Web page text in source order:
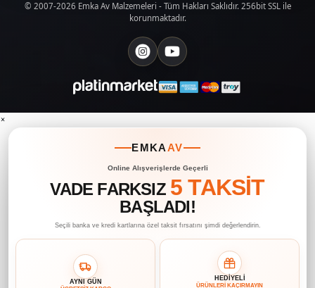
© 2007-2026 Emka Av Malzemeleri - Tüm Hakları Saklıdır. 256bit SSL ile
korunmaktadır.
×
EMKAAV
Online Alışverişlerde Geçerli
VADE FARKSIZ 5 TAKSİT
BAŞLADI!
Seçili banka ve kredi kartlarına özel taksit fırsatını şimdi değerlendirin.
AYNI GÜN HEDİYELİ
ÜRÜNLERİ KAÇIRMAYIN